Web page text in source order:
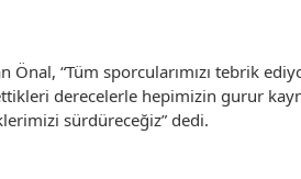
Önal, “Tüm sporcularımızı tebrik
derecelerle hepimizin gurur
sürdüreceğiz” dedi.